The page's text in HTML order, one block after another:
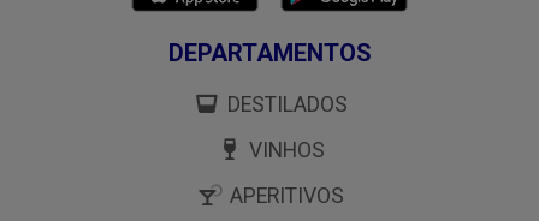
DEPARTAMENTOS
DESTILADOS
VINHOS
APERITIVOS